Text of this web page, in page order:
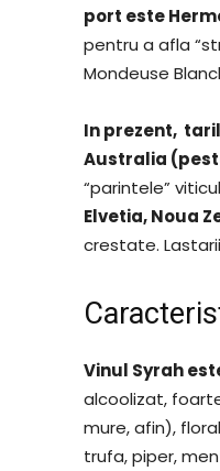
port este
pentru a afla
Mondeuse
In prezent,
Australia
“parintele”
Elvetia, Noua
crestate.
Vinul Syrah
alcoolizat,
mure, afin),
trufa, piper,